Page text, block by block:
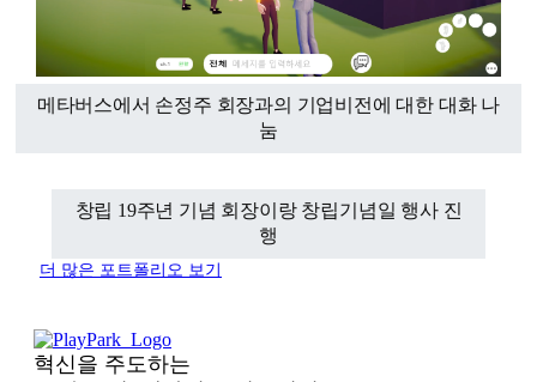
메타버스에서 손정주 회장과의 기업비전에 대한 대화 나
눔
창립 19주년 기념 회장이랑 창립기념일 행사 진
행
더 많은 포트폴리오 보기
혁신을 주도하는